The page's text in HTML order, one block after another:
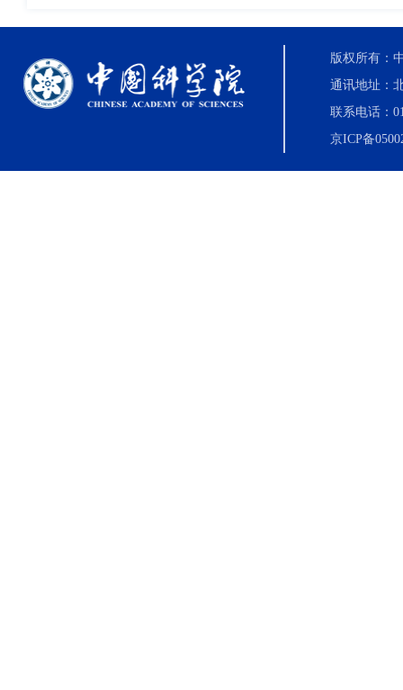
版权所有：
通讯地址：
联系电话：
京ICP备